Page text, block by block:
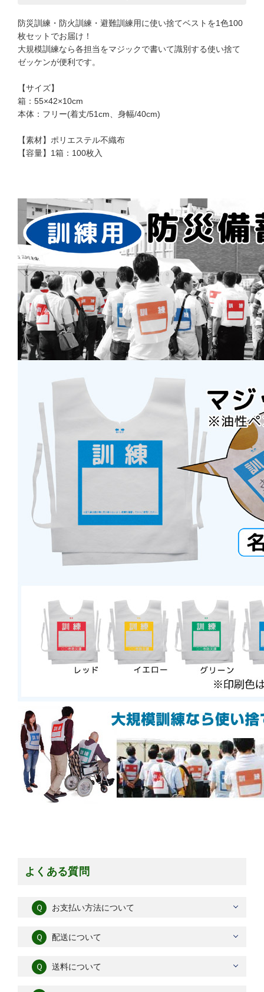
防災訓練・防火訓練・避難訓練用に使い捨てベストを1色100
枚セットでお届け！
大規模訓練なら各担当をマジックで書いて識別する使い捨て
ゼッケンが便利です。
【サイズ】
箱：55×42×10cm
本体：フリー(着丈/51cm、身幅/40cm)
【素材】ポリエステル不織布
【容量】1箱：100枚入
よくある質問
Ｑ お支払い方法について
Ｑ 配送について
Ｑ 送料について